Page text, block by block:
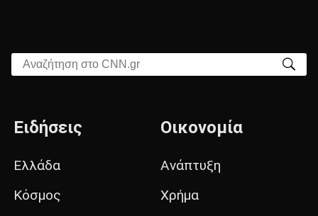
Αναζήτηση στο CNN.gr
Ειδήσεις
Ελλάδα
Κόσμος
Οικονομία
Ανάπτυξη
Χρήμα